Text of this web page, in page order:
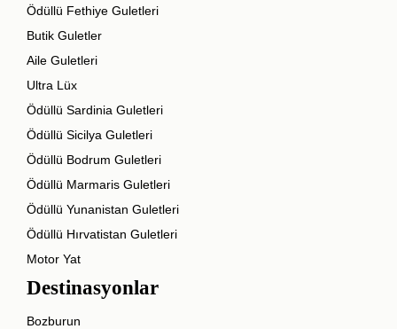
Ödüllü Fethiye Guletleri
Butik Guletler
Aile Guletleri
Ultra Lüx
Ödüllü Sardinia Guletleri
Ödüllü Sicilya Guletleri
Ödüllü Bodrum Guletleri
Ödüllü Marmaris Guletleri
Ödüllü Yunanistan Guletleri
Ödüllü Hırvatistan Guletleri
Motor Yat
Destinasyonlar
Bozburun